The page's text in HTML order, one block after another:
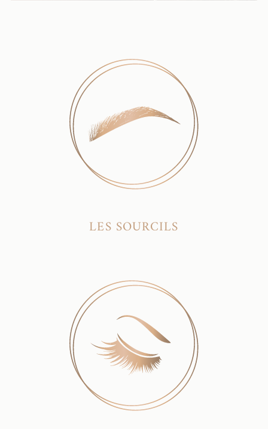
LES SOURCILS